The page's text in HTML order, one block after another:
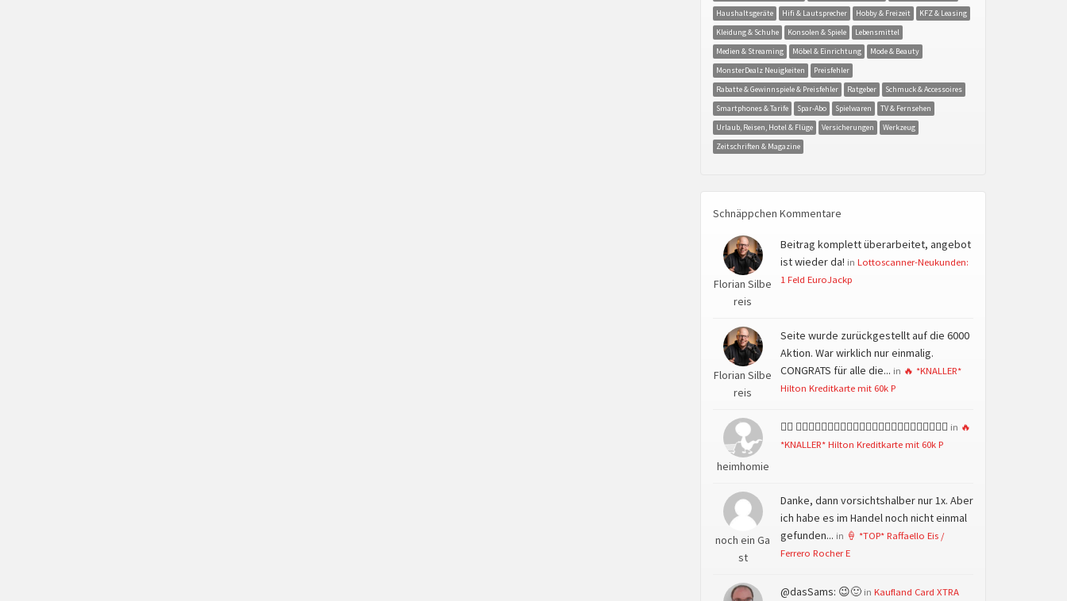
Haushaltsgeräte
Hifi & Lautsprecher Hobby & Freizeit
KFZ & Leasing
Kleidung & Schuhe
Konsolen & Spiele
Lebensmittel
Medien & Streaming
Möbel & Einrichtung
Mode & Beauty
MonsterDealz Neuigkeiten
Preisfehler
Rabatte & Gewinnspiele & Preisfehler
Ratgeber
Schmuck & Accessoires
Smartphones & Tarife
Spar-Abo Spielwaren
TV & Fernsehen
Urlaub, Reisen, Hotel & Flüge
Versicherungen
Werkzeug
Zeitschriften & Magazine
Schnäppchen Kommentare
Florian Silbe
reis
Beitrag komplett überarbeitet, angebot
ist wieder da! in Lottoscanner-Neukunden:
1 Feld EuroJackp
Florian Silbe
reis
Seite wurde zurückgestellt auf die 6000
Aktion. War wirklich nur einmalig.
CONGRATS für alle die... in 🔥 *KNALLER*
Hilton Kreditkarte mit 60k P
heimhomie
👍🏻 👍🏻👍🏻👍🏻👍🏻👍🏻👍🏻👍🏻👍🏻👍🏻👍🏻👍🏻👍🏻 in 🔥
*KNALLER* Hilton Kreditkarte mit 60k P
noch ein Ga
st
Danke, dann vorsichtshalber nur 1x. Aber
ich habe es im Handel noch nicht einmal
gefunden... in 🍦 *TOP* Raffaello Eis /
Ferrero Rocher E
@dasSams: 😉🙂 in Kaufland Card XTRA